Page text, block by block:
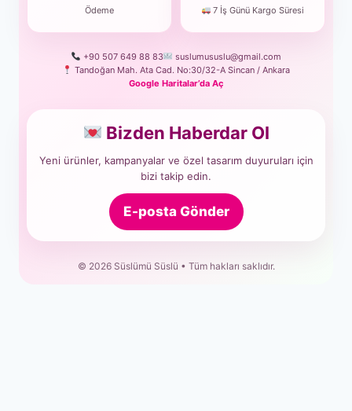
Ödeme
7 İş Günü Kargo Süresi
+90 507 649 88 83
suslumususlu@gmail.com
Tandoğan Mah. Ata Cad. No:30/32-A Sincan / Ankara
Google Haritalar’da Aç
Bizden Haberdar Ol
Yeni ürünler, kampanyalar ve özel tasarım duyuruları için
bizi takip edin.
E-posta Gönder
© 2026 Süslümü Süslü • Tüm hakları saklıdır.